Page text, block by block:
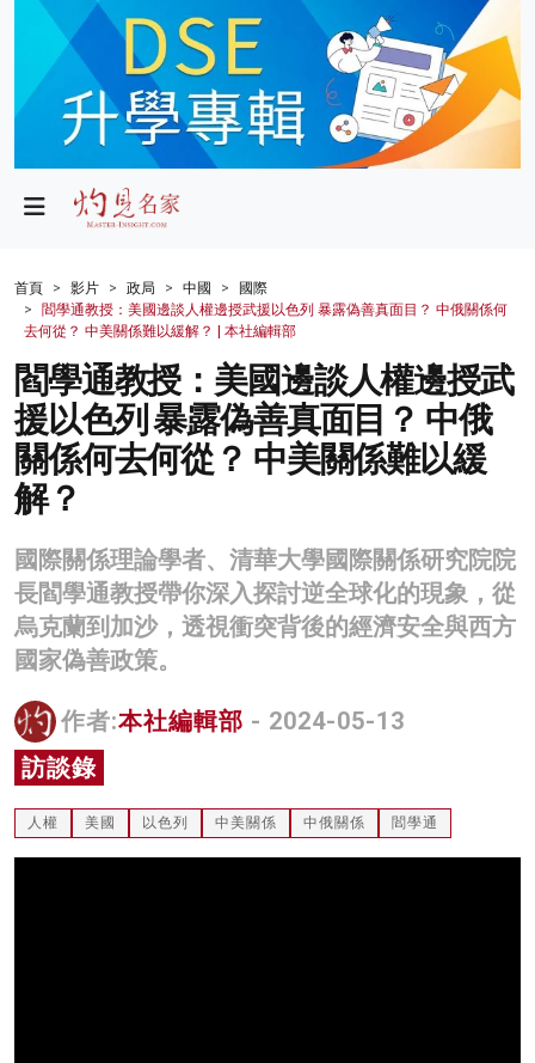
政局
財經
生活
健康
商業
科技
影片
名家榜
灼見活動
關於我們
首頁 影片 政局 中國
國際
閻學通教授：美國邊談人權邊授武援以色列 暴露偽善真面目？ 中俄關係何
去何從？ 中美關係難以緩解？ | 本社編輯部
閻學通教授：美國邊談人權邊授武
援以色列 暴露偽善真面目？ 中俄
關係何去何從？ 中美關係難以緩
解？
國際關係理論學者、清華大學國際關係研究院院
長閻學通教授帶你深入探討逆全球化的現象，從
烏克蘭到加沙，透視衝突背後的經濟安全與西方
國家偽善政策。
作者:本社編輯部 - 2024-05-13
訪談錄
人權 美國 以色列 中美關係 中俄關係 閻學通